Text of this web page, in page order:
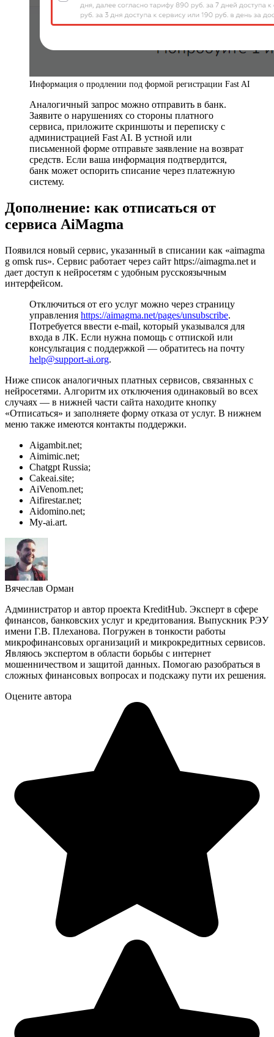
Информация о продлении под формой регистрации Fast AI
Аналогичный запрос можно отправить в банк.
Заявите о нарушениях со стороны платного
сервиса, приложите скриншоты и переписку с
администрацией Fast AI. В устной или
письменной форме отправьте заявление на возврат
средств. Если ваша информация подтвердится,
банк может оспорить списание через платежную
систему.
Дополнение: как отписаться от
сервиса AiMagma
Появился новый сервис, указанный в списании как «aimagma
g omsk rus». Сервис работает через сайт https://aimagma.net и
дает доступ к нейросетям с удобным русскоязычным
интерфейсом.
Отключиться от его услуг можно через страницу
управления https://aimagma.net/pages/unsubscribe.
Потребуется ввести e-mail, который указывался для
входа в ЛК. Если нужна помощь с отпиской или
консультация с поддержкой — обратитесь на почту
help@support-ai.org.
Ниже список аналогичных платных сервисов, связанных с
нейросетями. Алгоритм их отключения одинаковый во всех
случаях — в нижней части сайта находите кнопку
«Отписаться» и заполняете форму отказа от услуг. В нижнем
меню также имеются контакты поддержки.
Aigambit.net;
Aimimic.net;
Chatgpt Russia;
Cakeai.site;
AiVenom.net;
Aifirestar.net;
Aidomino.net;
My-ai.art.
Вячеслав Орман
Администратор и автор проекта KreditHub. Эксперт в сфере
финансов, банковских услуг и кредитования. Выпускник РЭУ
имени Г.В. Плеханова. Погружен в тонкости работы
микрофинансовых организаций и микрокредитных сервисов.
Являюсь экспертом в области борьбы с интернет
мошенничеством и защитой данных. Помогаю разобраться в
сложных финансовых вопросах и подскажу пути их решения.
Оцените автора